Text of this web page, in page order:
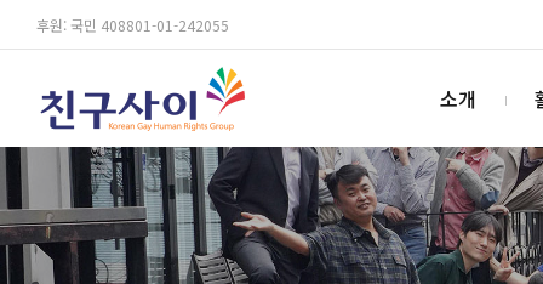
후원: 국민 408801-01-242055
소개